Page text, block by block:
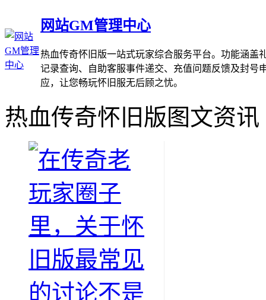
网站GM管理中心
热血传奇怀旧版一站式玩家综合服务平台。功能涵盖
记录查询、自助客服事件递交、充值问题反馈及封号
应，让您畅玩怀旧服无后顾之忧。
热血传奇怀旧版图文资讯